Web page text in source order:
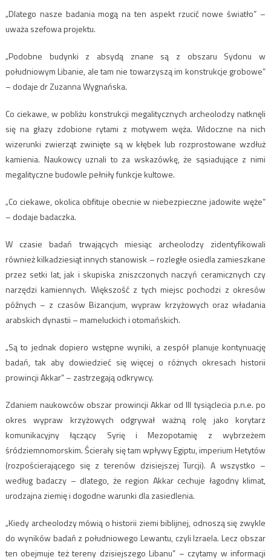
„Dlatego nasze badania mogą na ten aspekt rzucić nowe światło” –
uważa szefowa projektu.
„Podobne budynki z absydą znane są z obszaru Sydonu w
południowym Libanie, ale tam nie towarzyszą im konstrukcje grobowe”
– dodaje dr Zuzanna Wygnańska.
Co ciekawe, w pobliżu konstrukcji megalitycznych archeolodzy natknęli
się na głazy zdobione rytami z motywem węża. Widoczne na nich
wizerunki zwierząt zwinięte są w kłębek lub rozprostowane wzdłuż
kamienia. Naukowcy uznali to za wskazówkę, że sąsiadujące z nimi
megalityczne budowle pełniły funkcje kultowe.
„Co ciekawe, okolica obfituje obecnie w niebezpieczne jadowite węże”
– dodaje badaczka.
W czasie badań trwających miesiąc archeolodzy zidentyfikowali
również kilkadziesiąt innych stanowisk – rozległe osiedla zamieszkane
przez setki lat, jak i skupiska zniszczonych naczyń ceramicznych czy
narzędzi kamiennych. Większość z tych miejsc pochodzi z okresów
późnych – z czasów Bizancjum, wypraw krzyżowych oraz władania
arabskich dynastii – mameluckich i otomańskich.
„Są to jednak dopiero wstępne wyniki, a zespół planuje kontynuację
badań, tak aby dowiedzieć się więcej o różnych okresach historii
prowincji Akkar” – zastrzegają odkrywcy.
Zdaniem naukowców obszar prowincji Akkar od III tysiąclecia p.n.e. po
okres wypraw krzyżowych odgrywał ważną rolę jako korytarz
komunikacyjny łączący Syrię i Mezopotamię z wybrzeżem
śródziemnomorskim. Ścierały się tam wpływy Egiptu, imperium Hetytów
(rozpościerającego się z terenów dzisiejszej Turcji). A wszystko –
według badaczy – dlatego, że region Akkar cechuje łagodny klimat,
urodzajna ziemię i dogodne warunki dla zasiedlenia.
„Kiedy archeolodzy mówią o historii ziemi biblijnej, odnoszą się zwykle
do wyników badań z południowego Lewantu, czyli Izraela. Lecz obszar
ten obejmuje też tereny dzisiejszego Libanu” – czytamy w informacji